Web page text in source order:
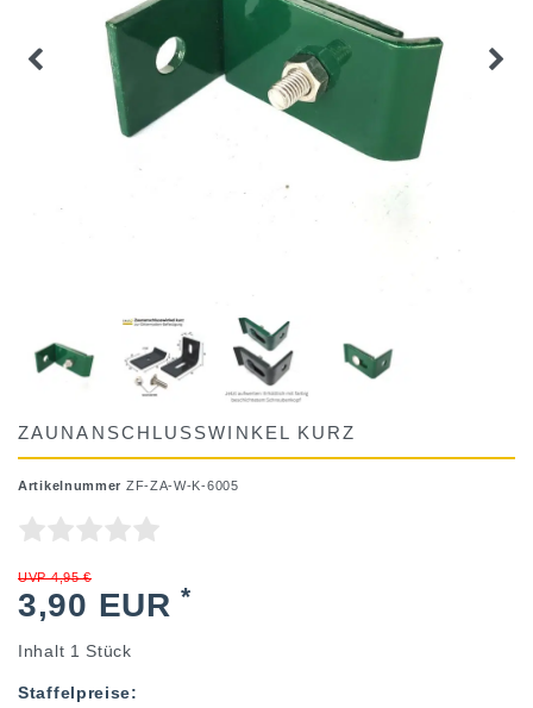
ZAUNANSCHLUSSWINKEL KURZ
Artikelnummer ZF-ZA-W-K-6005
UVP 4,95 €
3,90 EUR*
Inhalt 1 Stück
Staffelpreise: